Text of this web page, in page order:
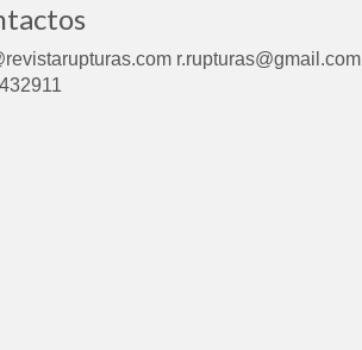
r.rupturas@gmail.com